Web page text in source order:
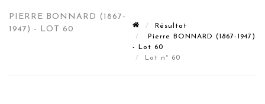
PIERRE BONNARD (1867-
1947) - LOT 60
Résultat
Pierre BONNARD (1867-1947)
- Lot 60
Lot n° 60